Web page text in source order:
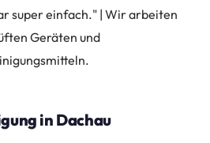
super einfach." | Wir arbeiten
Geräten und
in Dachau